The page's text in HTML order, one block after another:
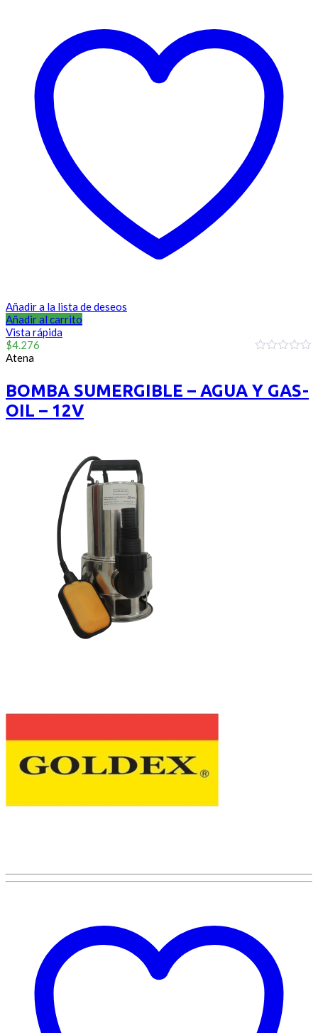
Añadir a la lista de deseos
Añadir al carrito
Vista rápida
5
$4.276
Atena
BOMBA SUMERGIBLE – AGUA Y GAS-
OIL – 12V